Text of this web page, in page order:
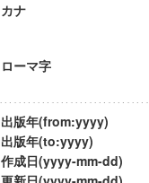
カナ
ローマ字
出版年(from:yyyy)
出版年(to:yyyy)
作成日(yyyy-mm-dd)